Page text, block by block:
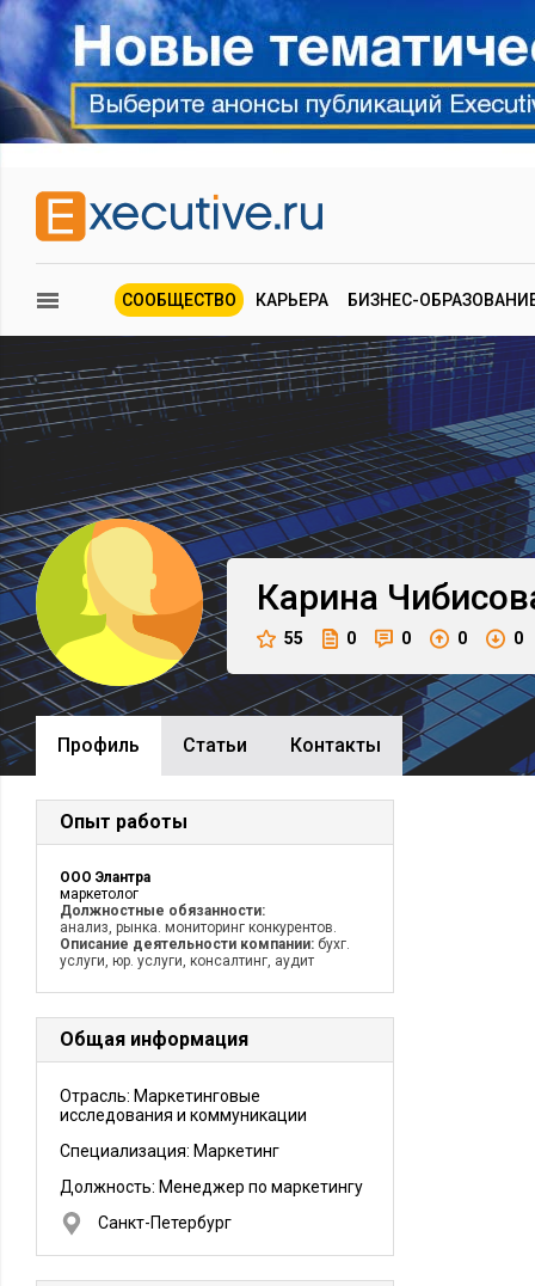
СООБЩЕСТВО КАРЬЕРА БИЗНЕС-
Карина
55 0 0 0 0
Профиль Cтатьи Контакты
Опыт работы
ООО Элантра
маркетолог
Должностные обязанности:
анализ, рынка. мониторинг конкурентов.
Описание деятельности компании: бухг.
услуги, юр. услуги, консалтинг, аудит
Общая информация
Отрасль: Маркетинговые
исследования и коммуникации
Специализация: Маркетинг
Должность: Менеджер по маркетингу
Санкт-Петербург